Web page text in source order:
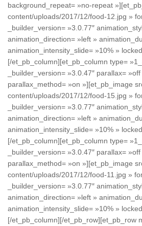
background_repeat= »no-repeat
content/uploads/2017/12/food-12.jpg »
_builder_version= »3.0.77″
animation_direction= »left »
animation_intensity_slide= »10% »
[/et_pb_column][et_pb_column type=
_builder_version= »3.0.47″ parallax= »off
parallax_method= »on »][et_pb_image
content/uploads/2017/12/food-15.jpg »
_builder_version= »3.0.77″
animation_direction= »left »
animation_intensity_slide= »10% »
[/et_pb_column][et_pb_column type=
_builder_version= »3.0.47″ parallax= »off
parallax_method= »on »][et_pb_image
content/uploads/2017/12/food-11.jpg »
_builder_version= »3.0.77″
animation_direction= »left »
animation_intensity_slide= »10% »
[/et_pb_column][/et_pb_row][et_pb_row